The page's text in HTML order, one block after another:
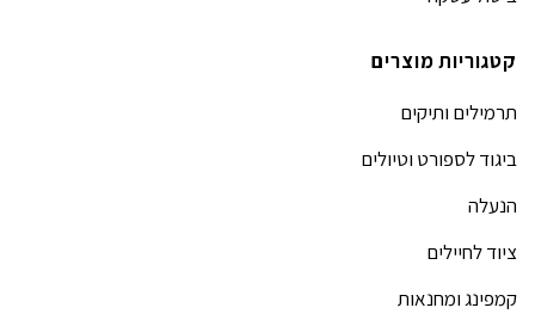
קטגוריות מוצרים
תרמילים ותיקים
ביגוד לספורט וטיולים
הנעלה
ציוד לחיילים
קמפינג ומחנאות